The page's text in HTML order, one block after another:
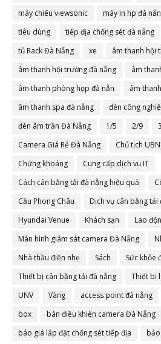
máy chiếu viewsonic
máy in hp đà
tiêu dùng
tiếp địa chống sét đà nẵng
tủ Rack Đà Nẵng
xe
âm thanh hội
âm thanh hội trường đà nẵng
âm
âm thanh phòng họp đà nẵn
âm
âm thanh spa đà nẵng
đèn công
đèn âm trần Đà Nẵng
1/5 2/9
Camera Giá Rẻ Đà Nẵng
Chủ tịch
Chứng khoáng
Cung cấp dịch vụ IT
Cách cân bằng tải đà nẵng hiệu quả
Cầu Phong Châu
Dịch vụ cân bằng tải
Hyundai Venue
Khách sạn Lao
Màn hình giám sát camera Đà Nẵng
Nhà thầu điện nhẹ
Sách
Sức khỏe
Thiết bị cân bằng tải đà nẵng
Thiết bị
UNV
Vàng access point đà nẵng
box
bàn điều khiển camera Đà Nẵng
báo giá lắp đặt chống sét tiếp địa